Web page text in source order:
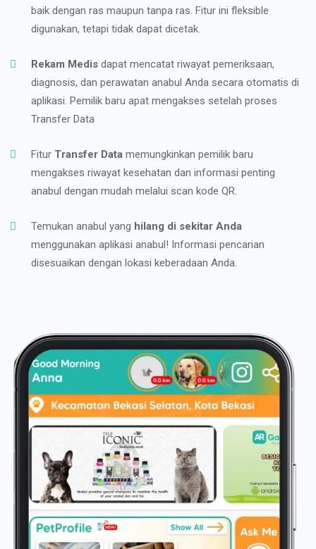
baik dengan ras maupun tanpa ras. Fitur ini fleksible
digunakan, tetapi tidak dapat dicetak.
Rekam Medis dapat mencatat riwayat pemeriksaan,
diagnosis, dan perawatan anabul Anda secara otomatis di
aplikasi. Pemilik baru apat mengakses setelah proses
Transfer Data
Fitur Transfer Data memungkinkan pemilik baru
mengakses riwayat kesehatan dan informasi penting
anabul dengan mudah melalui scan kode QR.
Temukan anabul yang hilang di sekitar Anda
menggunakan aplikasi anabul! Informasi pencarian
disesuaikan dengan lokasi keberadaan Anda.